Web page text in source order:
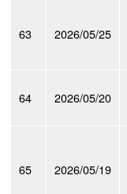
63 2026/05/25
64 2026/05/20
65 2026/05/19